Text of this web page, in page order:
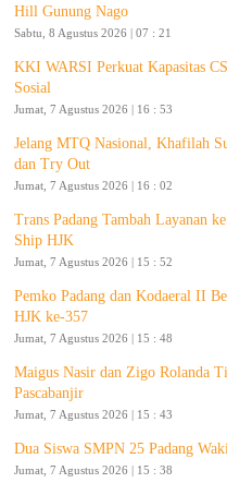
Hill Gunung Nago
Sabtu, 8 Agustus 2026 | 07 : 21
KKI WARSI Perkuat Kapasitas
Sosial
Jumat, 7 Agustus 2026 | 16 : 53
Jelang MTQ Nasional, Khafilah
dan Try Out
Jumat, 7 Agustus 2026 | 16 : 02
Trans Padang Tambah Layanan
Ship HJK
Jumat, 7 Agustus 2026 | 15 : 52
Pemko Padang dan Kodaeral II
HJK ke-357
Jumat, 7 Agustus 2026 | 15 : 48
Maigus Nasir dan Zigo Rolanda
Pascabanjir
Jumat, 7 Agustus 2026 | 15 : 43
Dua Siswa SMPN 25 Padang
Jumat, 7 Agustus 2026 | 15 : 38